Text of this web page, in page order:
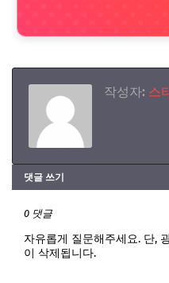
작성자: 스
댓글 쓰기
0 댓글
자유롭게 질문해주세요. 단,
이 삭제됩니다.